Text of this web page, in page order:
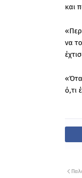
και
να
ό,τι